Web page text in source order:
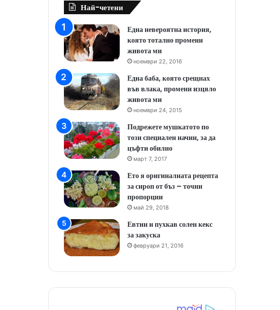
Най-четени
Една невероятна история,
която тотално промени
живота ми
ноември 22, 2016
Една баба, която срещнах
във влака, промени изцяло
живота ми
ноември 24, 2015
Подрежете мушкатото по
този специален начин, за да
цъфти обилно
март 7, 2017
Ето я оригиналната рецепта
за сироп от бъз – точни
пропорции
май 29, 2018
Евтин и пухкав солен кекс
за закуска
февруари 21, 2016